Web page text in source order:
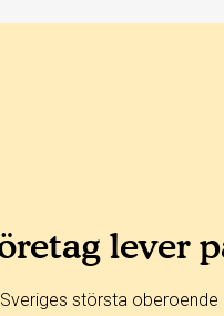
lever
största